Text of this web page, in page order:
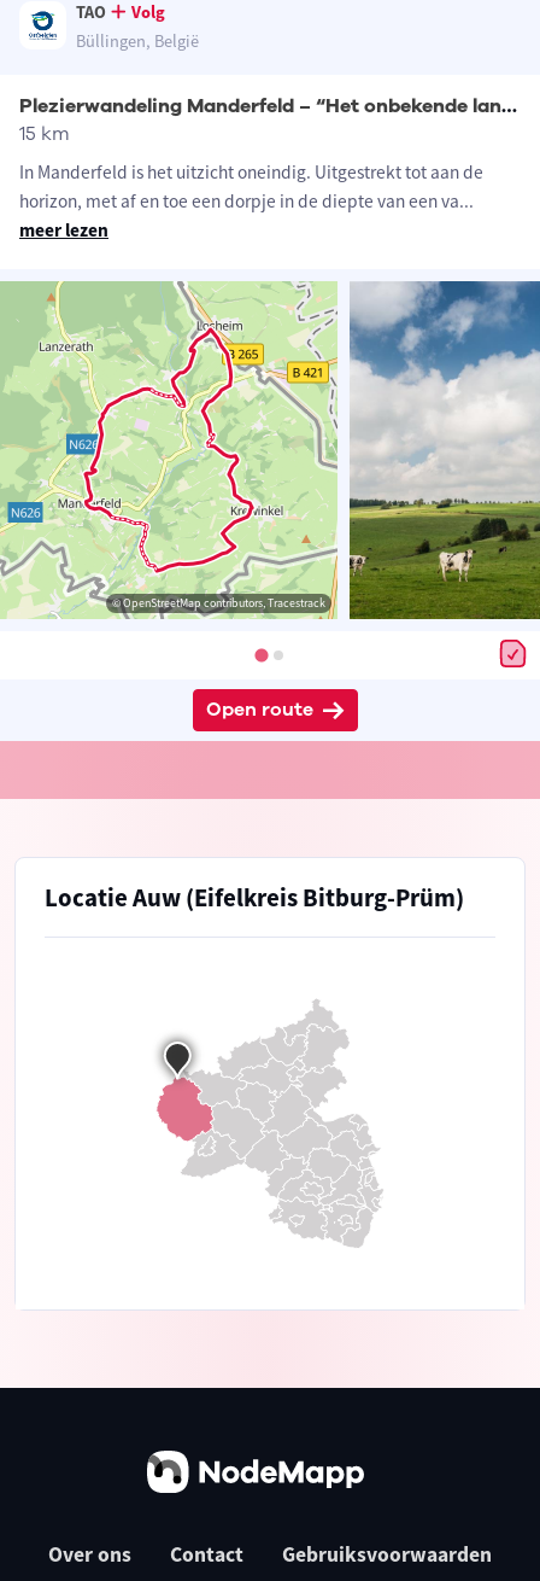
TAO
Volg
Büllingen, België
Plezierwandeling Manderfeld – “Het onbekende land”
15 km
In Manderfeld is het uitzicht oneindig. Uitgestrekt tot aan de
horizon, met af en toe een dorpje in de diepte van een va...
meer lezen
© OpenStreetMap contributors, Tracestrack
Open route
Locatie Auw (Eifelkreis Bitburg-Prüm)
Over ons Contact Gebruiksvoorwaarden